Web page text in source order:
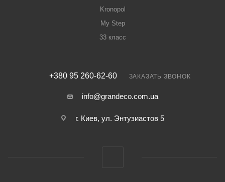
Kronopol
My Step
33 класс
+380 95 260-62-60 ЗАКАЗАТЬ ЗВОНОК
info@grandeco.com.ua
г. Киев, ул. Энтузиастов 5